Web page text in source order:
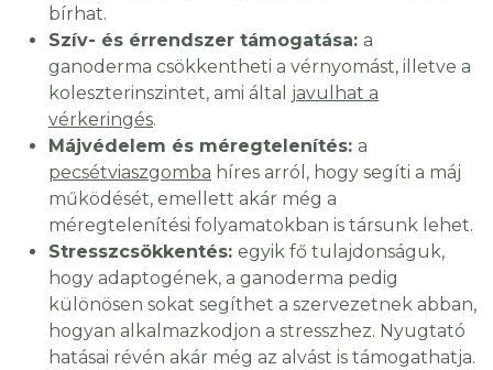
bírhat.
Szív- és érrendszer támogatása: a
ganoderma csökkentheti a vérnyomást, illetve a
koleszterinszintet, ami által javulhat a
vérkeringés.
Májvédelem és méregtelenítés: a
pecsétviaszgomba híres arról, hogy segíti a máj
működését, emellett akár még a
méregtelenítési folyamatokban is társunk lehet.
Stresszcsökkentés: egyik fő tulajdonságuk,
hogy adaptogének, a ganoderma pedig
különösen sokat segíthet a szervezetnek abban,
hogyan alkalmazkodjon a stresszhez. Nyugtató
hatásai révén akár még az alvást is támogathatja.